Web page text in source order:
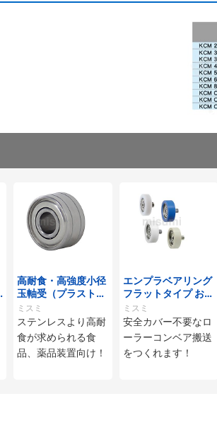
高耐食・高強度小径
玉軸受（プラストロ
ベアリング）
ミスミ
ステンレスより高耐
食が求められる食
品、薬品装置向け！
エンプラベアリング
フラットタイプ おね
じ付
ミスミ
安全カバー不要なロ
ーラーコンベア搬送
をつくれます！